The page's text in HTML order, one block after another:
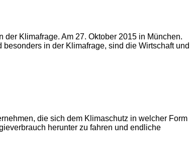
Klimafrage. Am 27. Oktober 2015 in München.
in der Klimafrage, sind die Wirtschaft und
die sich dem Klimaschutz in welcher Form
herunter zu fahren und endliche